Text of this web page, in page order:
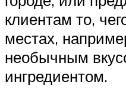
клиентам то,
местах,
необычным
ингредиентом.